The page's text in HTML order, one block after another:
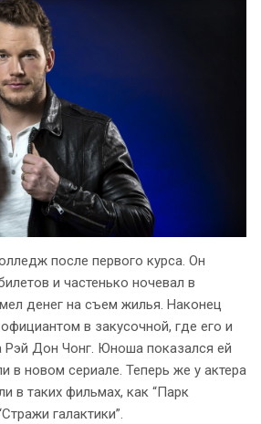
после первого курса. Он
и частенько ночевал в
денег на съем жилья. Наконец
в закусочной, где его и
Рэй Дон Чонг. Юноша показался ей
в новом сериале. Теперь же у актера
в таких фильмах, как “Парк
галактики”.